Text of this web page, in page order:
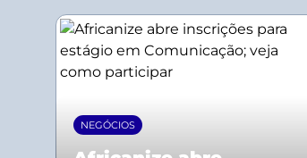
NEGÓCIOS